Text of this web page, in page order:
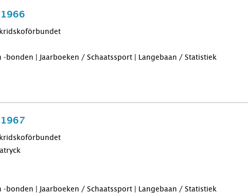
-bonden | Jaarboeken / Schaatssport | Langebaan / Statistiek
-bonden | Jaarboeken / Schaatssport | Langebaan / Statistiek